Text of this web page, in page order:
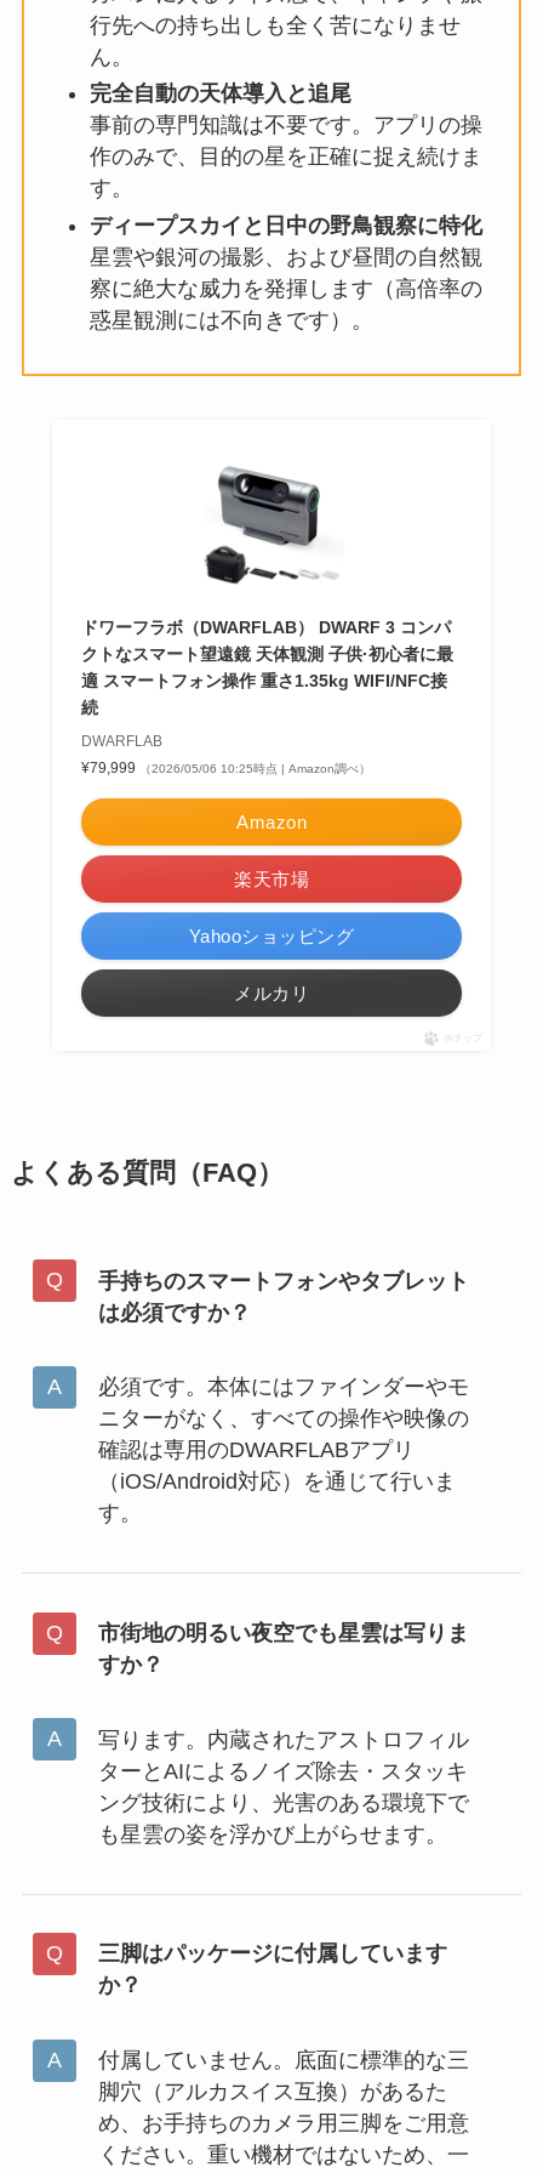
行先への持ち出しも全く苦になりませ
ん。
完全自動の天体導入と追尾
事前の専門知識は不要です。アプリの操
作のみで、目的の星を正確に捉え続けま
す。
ディープスカイと日中の野鳥観察に特化
星雲や銀河の撮影、および昼間の自然観
察に絶大な威力を発揮します（高倍率の
惑星観測には不向きです）。
ドワーフラボ（DWARFLAB） DWARF 3 コンパ
クトなスマート望遠鏡 天体観測 子供·初心者に最
適 スマートフォン操作 重さ1.35kg WIFI/NFC接
続
DWARFLAB
¥79,999
（2026/05/06 10:25時点 | Amazon調べ）
Amazon
楽天市場
Yahooショッピング
メルカリ
ポチップ
よくある質問（FAQ）
手持ちのスマートフォンやタブレット
は必須ですか？
必須です。本体にはファインダーやモ
ニターがなく、すべての操作や映像の
確認は専用のDWARFLABアプリ
（iOS/Android対応）を通じて行いま
す。
市街地の明るい夜空でも星雲は写りま
すか？
写ります。内蔵されたアストロフィル
ターとAIによるノイズ除去・スタッキ
ング技術により、光害のある環境下で
も星雲の姿を浮かび上がらせます。
三脚はパッケージに付属しています
か？
付属していません。底面に標準的な三
脚穴（アルカスイス互換）があるた
め、お手持ちのカメラ用三脚をご用意
ください。重い機材ではないため、一